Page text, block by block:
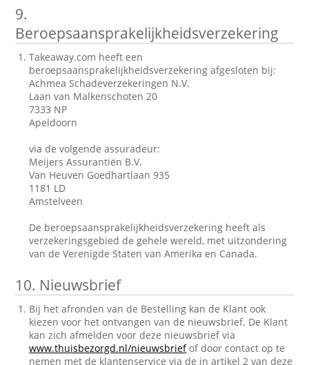
9.
Beroepsaansprakelijkheidsverzekering
Takeaway.com heeft een
beroepsaansprakelijkheidsverzekering afgesloten bij:
Achmea Schadeverzekeringen N.V.
Laan van Malkenschoten 20
7333 NP
Apeldoorn
via de volgende assuradeur:
Meijers Assurantiën B.V.
Van Heuven Goedhartlaan 935
1181 LD
Amstelveen
De beroepsaansprakelijkheidsverzekering heeft als
verzekeringsgebied de gehele wereld, met uitzondering
van de Verenigde Staten van Amerika en Canada.
10. Nieuwsbrief
Bij het afronden van de Bestelling kan de Klant ook
kiezen voor het ontvangen van de nieuwsbrief. De Klant
kan zich afmelden voor deze nieuwsbrief via
www.thuisbezorgd.nl/nieuwsbriefof door contact op te
nemen met de klantenservice via de in artikel 2 van deze